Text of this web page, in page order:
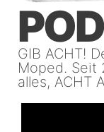
GIB ACHT!
Moped. Seit
alles, ACHT